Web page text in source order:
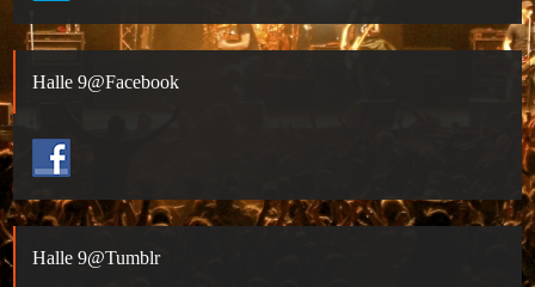
Halle 9@Facebook
Halle 9@Tumblr